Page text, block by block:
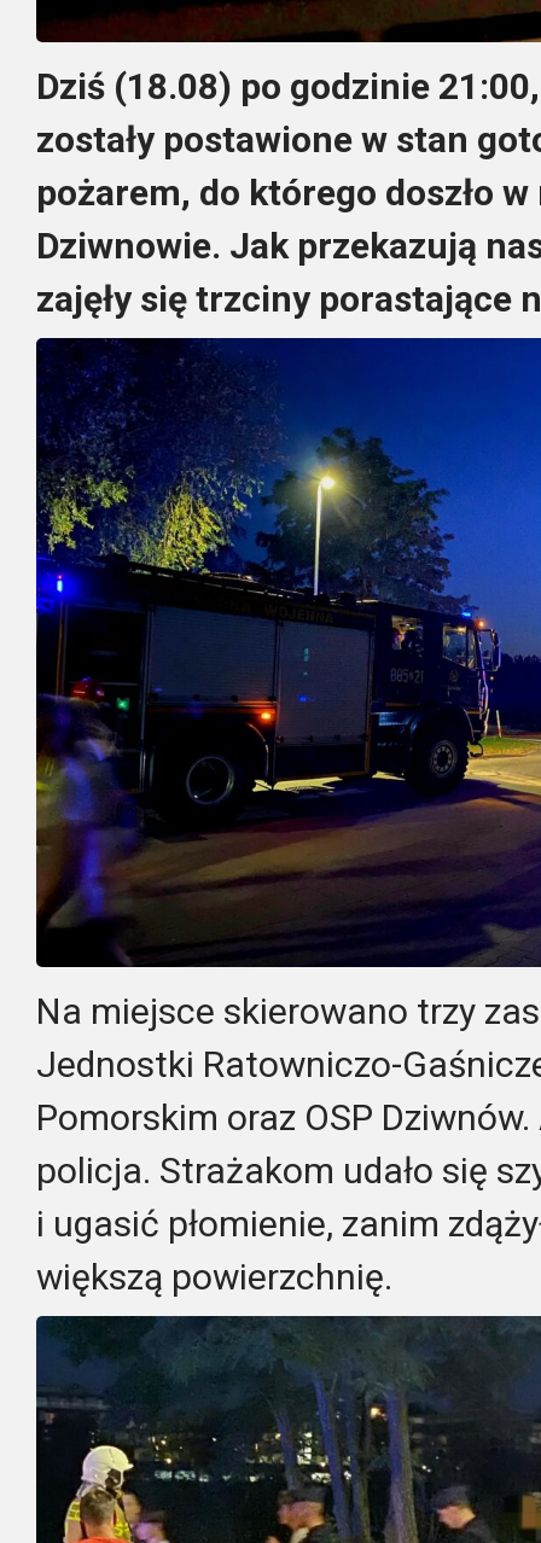
Dziś (18.08) po godzinie
zostały postawione w stan
pożarem, do którego doszło
Dziwnowie. Jak przekazują
zajęły się trzciny porastające
Na miejsce skierowano trzy
Jednostki Ratowniczo-
Pomorskim oraz OSP
policja. Strażakom udało się
i ugasić płomienie, zanim
większą powierzchnię.